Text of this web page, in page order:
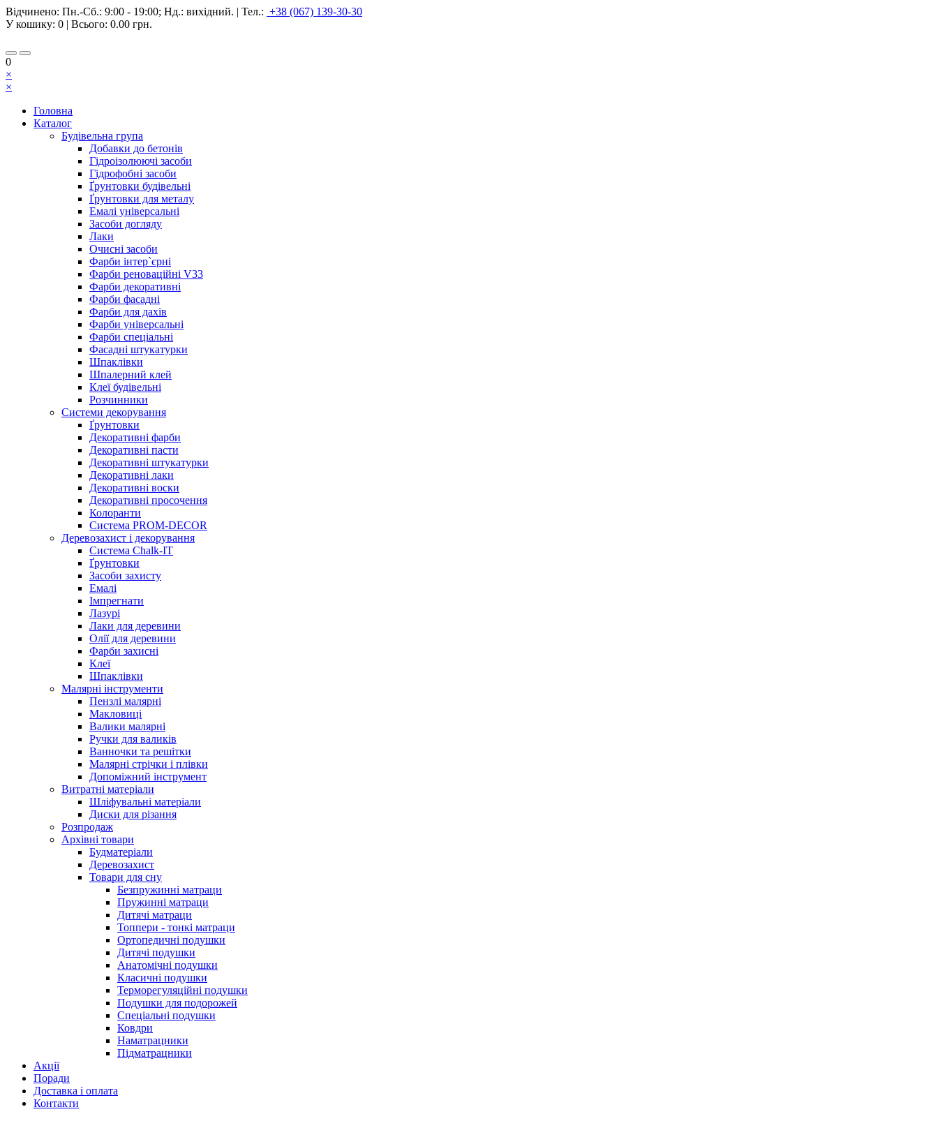
Відчинено: Пн.-Сб.: 9:00 - 19:00; Нд.: вихідний. | Тел.: +38 (067) 139-30-30
У кошику: 0 | Всього: 0.00 грн.
0
×
×
Головна
Каталог
Будівельна група
Добавки до бетонів
Гідроізолюючі засоби
Гідрофобні засоби
Ґрунтовки будівельні
Ґрунтовки для металу
Емалі універсальні
Засоби догляду
Лаки
Очисні засоби
Фарби інтер`єрні
Фарби реноваційні V33
Фарби декоративні
Фарби фасадні
Фарби для дахів
Фарби універсальні
Фарби спеціальні
Фасадні штукатурки
Шпаклівки
Шпалерний клей
Клеї будівельні
Розчинники
Системи декорування
Ґрунтовки
Декоративні фарби
Декоративні пасти
Декоративні штукатурки
Декоративні лаки
Декоративні воски
Декоративні просочення
Колоранти
Система PROM-DECOR
Деревозахист і декорування
Система Chalk-IT
Ґрунтовки
Засоби захисту
Емалі
Імпрегнати
Лазурі
Лаки для деревини
Олії для деревини
Фарби захисні
Клеї
Шпаклівки
Малярні інструменти
Пензлі малярні
Макловиці
Валики малярні
Ручки для валиків
Ванночки та решітки
Малярні стрічки і плівки
Допоміжний інструмент
Витратні матеріали
Шліфувальні матеріали
Диски для різання
Розпродаж
Архівні товари
Будматеріали
Деревозахист
Товари для сну
Безпружинні матраци
Пружинні матраци
Дитячі матраци
Топпери - тонкі матраци
Ортопедичні подушки
Дитячі подушки
Анатомічні подушки
Класичні подушки
Терморегуляційні подушки
Подушки для подорожей
Спеціальні подушки
Ковдри
Наматрацники
Підматрацники
Акції
Поради
Доставка і оплата
Контакти